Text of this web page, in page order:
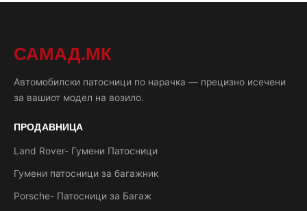
САМАД.МК
Автомобилски патосници по нарачка — прецизно исечени
за вашиот модел на возило.
ПРОДАВНИЦА
Land Rover- Гумени Патосници
Гумени патосници за багажник
Porsche- Патосници за Багаж